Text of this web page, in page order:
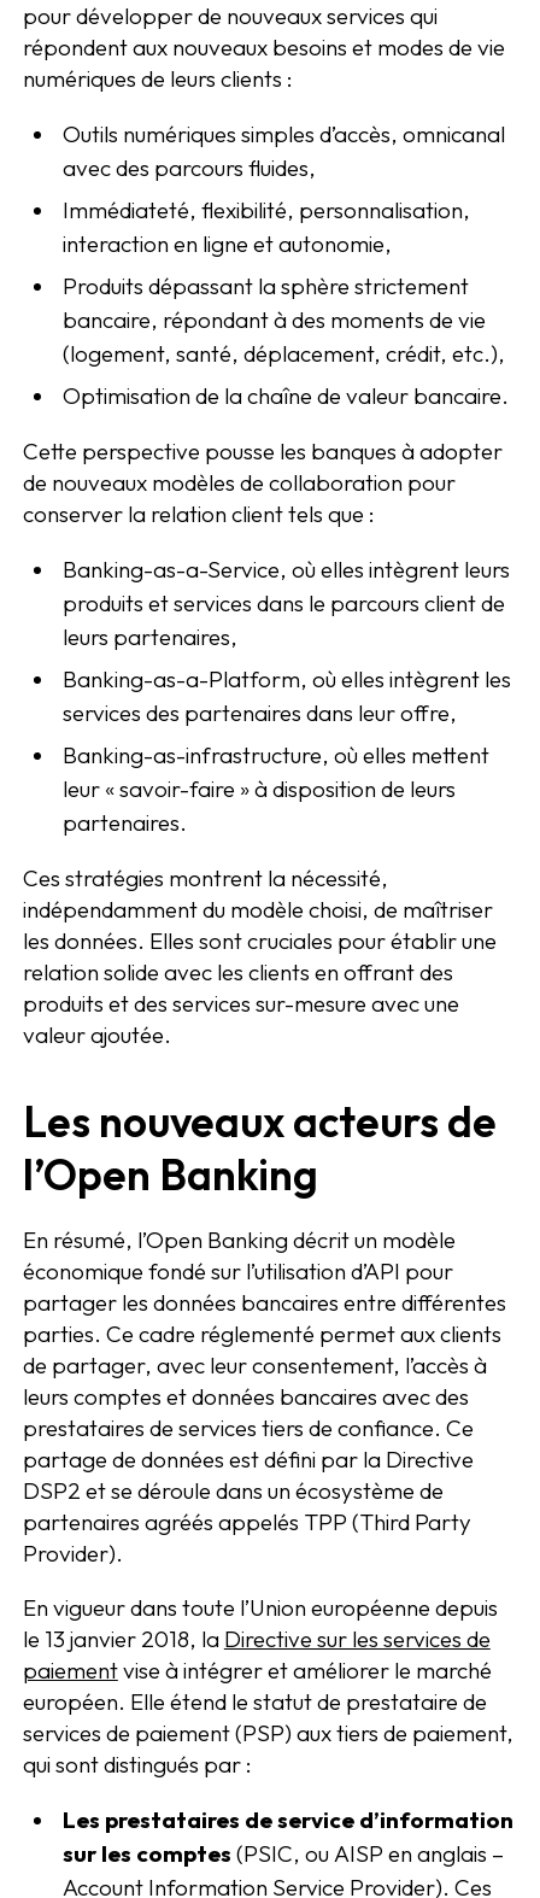
pour développer de nouveaux services qui
répondent aux nouveaux besoins et modes de vie
numériques de leurs clients :
Outils numériques simples d’accès, omnicanal
avec des parcours fluides,
Immédiateté, flexibilité, personnalisation,
interaction en ligne et autonomie,
Produits dépassant la sphère strictement
bancaire, répondant à des moments de vie
(logement, santé, déplacement, crédit, etc.),
Optimisation de la chaîne de valeur bancaire.
Cette perspective pousse les banques à adopter
de nouveaux modèles de collaboration pour
conserver la relation client tels que :
Banking-as-a-Service, où elles intègrent leurs
produits et services dans le parcours client de
leurs partenaires,
Banking-as-a-Platform, où elles intègrent les
services des partenaires dans leur offre,
Banking-as-infrastructure, où elles mettent
leur « savoir-faire » à disposition de leurs
partenaires.
Ces stratégies montrent la nécessité,
indépendamment du modèle choisi, de maîtriser
les données. Elles sont cruciales pour établir une
relation solide avec les clients en offrant des
produits et des services sur-mesure avec une
valeur ajoutée.
Les nouveaux acteurs de
l’Open Banking
En résumé, l’Open Banking décrit un modèle
économique fondé sur l’utilisation d’API pour
partager les données bancaires entre différentes
parties. Ce cadre réglementé permet aux clients
de partager, avec leur consentement, l’accès à
leurs comptes et données bancaires avec des
prestataires de services tiers de confiance. Ce
partage de données est défini par la Directive
DSP2 et se déroule dans un écosystème de
partenaires agréés appelés TPP (Third Party
Provider).
En vigueur dans toute l’Union européenne depuis
le 13 janvier 2018, la Directive sur les services de
paiementvise à intégrer et améliorer le marché
européen. Elle étend le statut de prestataire de
services de paiement (PSP) aux tiers de paiement,
qui sont distingués par :
Les prestataires de service d’information
sur les comptes (PSIC, ou AISP en anglais –
Account Information Service Provider). Ces